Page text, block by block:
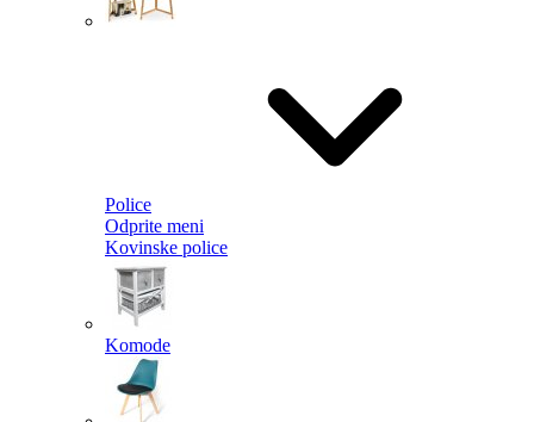
Police
Odprite meni
Kovinske police
Komode